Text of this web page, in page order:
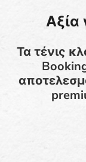
Αξία
Τα τένις